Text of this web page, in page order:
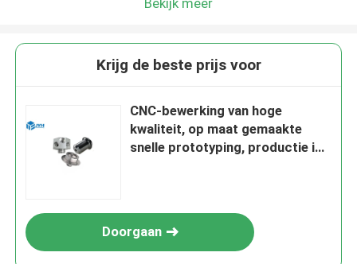
Krijg de beste prijs voor
CNC-bewerking van hoge
kwaliteit, op maat gemaakte
snelle prototyping, productie in
Doorgaan